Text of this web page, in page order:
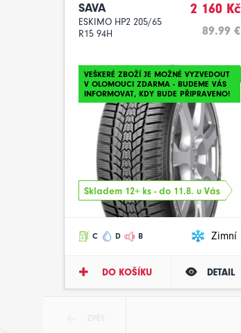
SAVA
ESKIMO HP2 205/65
R15 94H
2 160 Kč
89.99 €
VEŠKERÉ ZBOŽÍ JE MOŽNÉ VYZVEDOUT
V OLOMOUCI ZDARMA - BUDEME VÁS
INFORMOVAT, KDY BUDE PŘIPRAVENO!
Skladem 12+ ks - do 11.8. u Vás
C D B Zimní
DO KOŠÍKU DETAIL